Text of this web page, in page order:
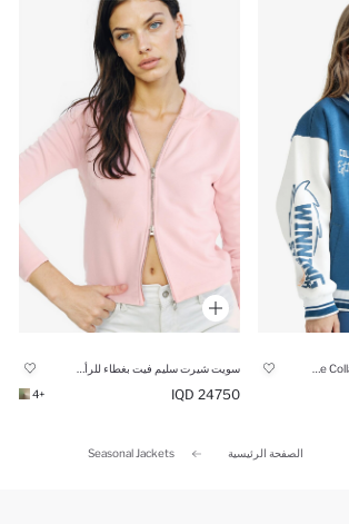
24750 IQD
+4
الصفحة الرئيسية Seasonal Jackets